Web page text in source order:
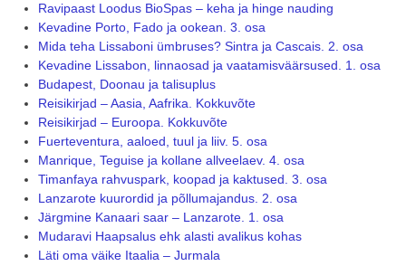
Ravipaast Loodus BioSpas – keha ja hinge nauding
Kevadine Porto, Fado ja ookean. 3. osa
Mida teha Lissaboni ümbruses? Sintra ja Cascais. 2. osa
Kevadine Lissabon, linnaosad ja vaatamisväärsused. 1. osa
Budapest, Doonau ja talisuplus
Reisikirjad – Aasia, Aafrika. Kokkuvõte
Reisikirjad – Euroopa. Kokkuvõte
Fuerteventura, aaloed, tuul ja liiv. 5. osa
Manrique, Teguise ja kollane allveelaev. 4. osa
Timanfaya rahvuspark, koopad ja kaktused. 3. osa
Lanzarote kuurordid ja põllumajandus. 2. osa
Järgmine Kanaari saar – Lanzarote. 1. osa
Mudaravi Haapsalus ehk alasti avalikus kohas
Läti oma väike Itaalia – Jurmala